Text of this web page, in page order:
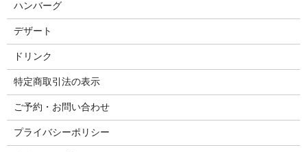
ハンバーグ
デザート
ドリンク
特定商取引法の表示
ご予約・お問い合わせ
プライバシーポリシー